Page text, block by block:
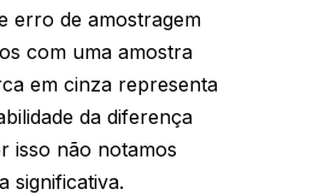
erro de amostragem
com uma amostra
em cinza representa
da diferença
isso não notamos
significativa.